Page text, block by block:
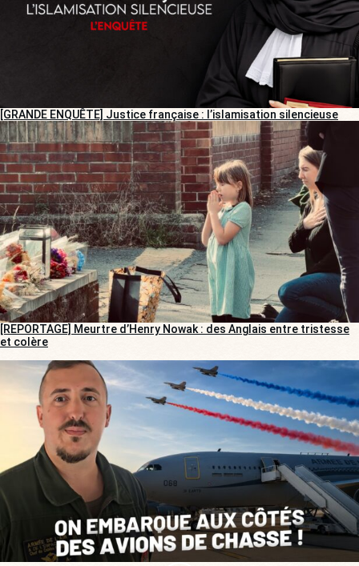
[GRANDE ENQUÊTE] Justice française : l’islamisation silencieuse
[REPORTAGE] Meurtre d’Henry Nowak : des Anglais entre tristesse
et colère